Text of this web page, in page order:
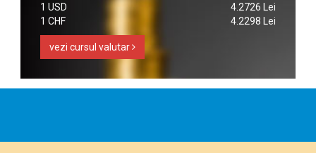
1 USD
4.2726 Lei
1 CHF
4.2298 Lei
vezi cursul valutar